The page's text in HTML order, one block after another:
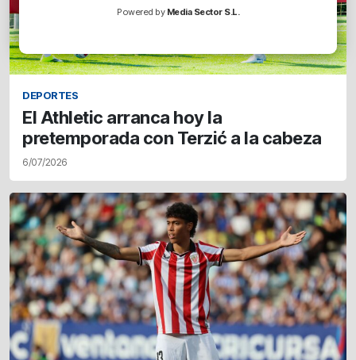
DEPORTES
El Athletic arranca hoy la
pretemporada con Terzić a la cabeza
6/07/2026
Powered by Media Sector S.L.